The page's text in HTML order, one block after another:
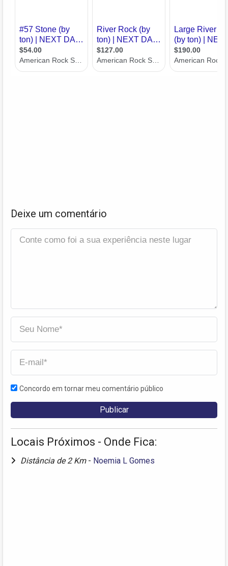
Deixe um comentário
Concordo em tornar meu comentário público
Locais Próximos - Onde Fica:
Distância de 2 Km - Noemia L Gomes